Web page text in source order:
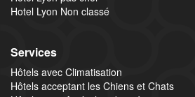
Hotel Lyon Non classé
Services
Hôtels avec Climatisation
Hôtels acceptant les Chiens et Chats